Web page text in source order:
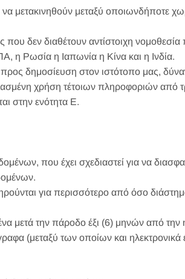
μετακινηθούν μεταξύ οποιωνδήποτε
δεν διαθέτουν αντίστοιχη
η Ρωσία η Ιαπωνία η Κίνα και η Ινδία.
δημοσίευση στον ιστότοπο μας,
χρήση τέτοιων πληροφοριών από
στην ενότητα Ε.
που έχει σχεδιαστεί για να
για περισσότερο από όσο
την πάροδο έξι (6) μηνών από την
(μεταξύ των οποίων και